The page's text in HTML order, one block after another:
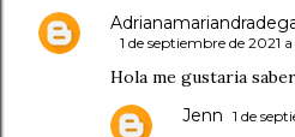
1 de septiembre de 2021
Hola me gustaria
Jenn 1 de